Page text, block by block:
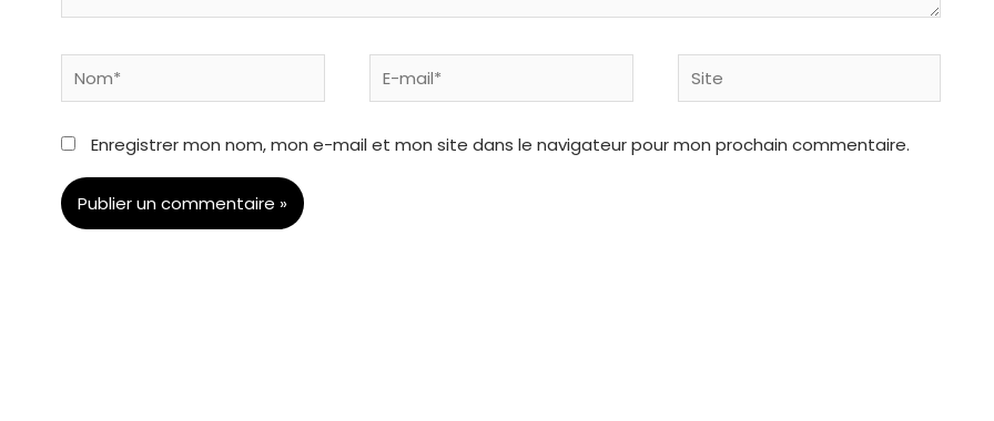
Nom*
E-
mail*
Site
Enregistrer mon nom, mon e-mail et mon site dans le navigateur pour mon prochain commentaire.